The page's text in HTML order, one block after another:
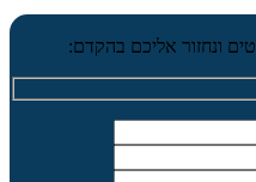
ונחזור אליכם בהקדם: